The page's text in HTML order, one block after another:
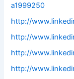
a1999250
http://
http://
http://
http://